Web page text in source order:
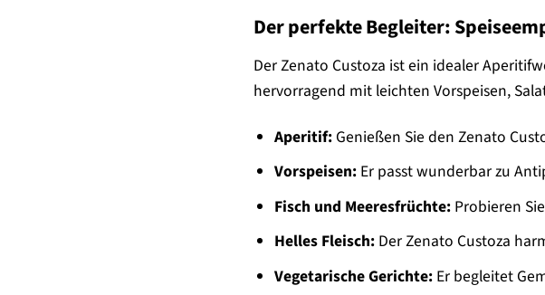
Der perfekte Begleiter:
Der Zenato Custoza ist ein idealer
hervorragend mit leichten Vorspeisen,
Aperitif: Genießen Sie den Zenato
Vorspeisen: Er passt wunderbar zu
Fisch und Meeresfrüchte: Probieren
Helles Fleisch: Der Zenato Custoza
Vegetarische Gerichte: Er begleitet